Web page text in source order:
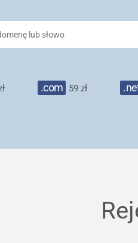
.com 59 zł